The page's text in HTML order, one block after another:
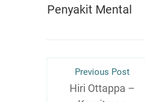
Penyakit Mental
Previous Post
Hiri Ottappa –